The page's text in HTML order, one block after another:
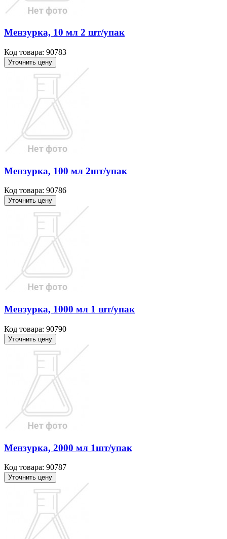
Мензурка, 10 мл 2 шт/упак
Код товара: 90783
Уточнить цену
Мензурка, 100 мл 2шт/упак
Код товара: 90786
Уточнить цену
Мензурка, 1000 мл 1 шт/упак
Код товара: 90790
Уточнить цену
Мензурка, 2000 мл 1шт/упак
Код товара: 90787
Уточнить цену